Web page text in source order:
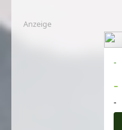
Anzeige
-
-
-